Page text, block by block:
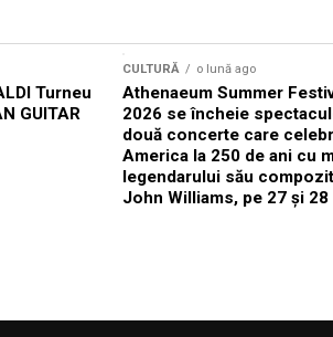
Turneu
GUITAR
CULTURĂ o lună ago
Athenaeum Summer
2026 se încheie
două concerte care
America la 250 de ani cu
legendarului său
John Williams, pe 27 și